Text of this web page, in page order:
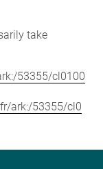
take
53355/cl0100
ark:/53355/cl0